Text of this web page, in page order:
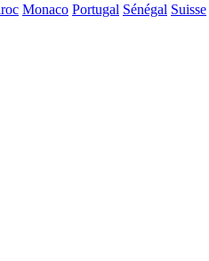
Monaco Portugal Sénégal Suisse